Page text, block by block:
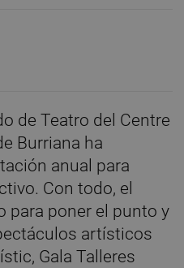
de Teatro del Centre
Burriana ha
anual para
Con todo, el
para poner el punto y
artísticos
Gala Talleres